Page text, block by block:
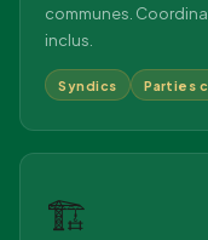
communes.
inclus.
Syndics Parties
🏗